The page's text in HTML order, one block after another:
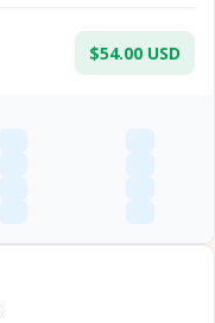
$54.00 USD